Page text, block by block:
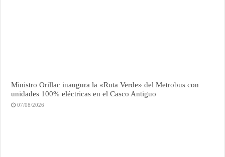
Ministro Orillac inaugura la «Ruta Verde» del Metrobus con
unidades 100% eléctricas en el Casco Antiguo
07/08/2026